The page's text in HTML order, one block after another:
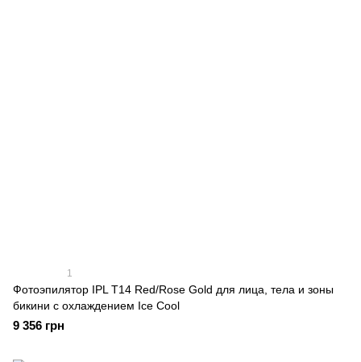
1
Фотоэпилятор IPL T14 Red/Rose Gold для лица, тела и зоны
бикини с охлаждением Ice Cool
9 356 грн